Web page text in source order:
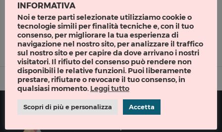
ben più lunga, e se pensavi di aver raggiunto il primo
traguardo […]
Figaro ASD | Tags:Associazione Sportiva Dilettantistica , Atleti
Burocrazia ,Certificati ,Figaro ASD ,Gestionale Asd ,Gestione Asd ,Scadenze ,
Scadenze Certificati ,Sport
INFORMATIVA
Noi e terze parti selezionate utilizziamo cookie o
tecnologie simili per finalità tecniche e, con il tuo
consenso, per migliorare la tua esperienza di
navigazione nel nostro sito, per analizzare il traffico
sul nostro sito e per capire da dove arrivano i nostri
visitatori. Il rifiuto del consenso può rendere non
disponibili le relative funzioni. Puoi liberamente
prestare, rifiutare o revocare il tuo consenso, in
qualsiasi momento. Leggi tutto
Scopri di più e personalizza Accetta